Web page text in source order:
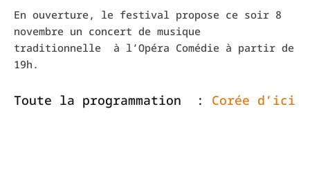
En ouverture, le festival propose ce soir 8
novembre un concert de musique
traditionnelle à l’Opéra Comédie à partir de
19h.
Toute la programmation : Corée d’ici